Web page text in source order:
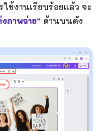
ใช้งานเรียบร้อยแล้ว จะ
ภาพถ่าย" ด้านบนดัง